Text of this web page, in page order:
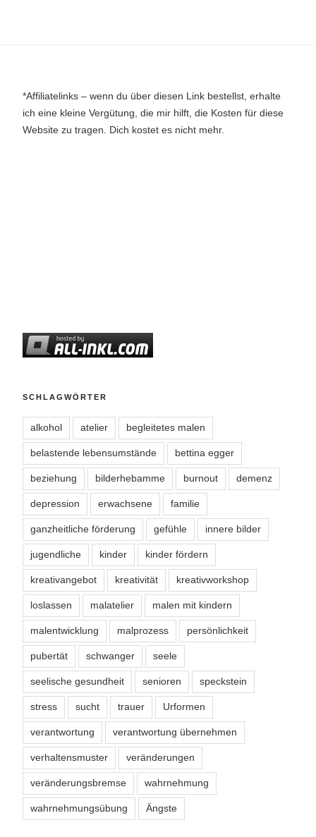
*Affiliatelinks – wenn du über diesen Link bestellst, erhalte
ich eine kleine Vergütung, die mir hilft, die Kosten für diese
Website zu tragen. Dich kostet es nicht mehr.
SCHLAGWÖRTER
alkohol atelier begleitetes malen
belastende lebensumstände bettina egger
beziehung bilderhebamme burnout demenz
depression erwachsene familie
ganzheitliche förderung gefühle innere bilder
jugendliche kinder kinder fördern
kreativangebot kreativität kreativworkshop
loslassen malatelier malen mit kindern
malentwicklung malprozess persönlichkeit
pubertät schwanger seele
seelische gesundheit senioren speckstein
stress sucht trauer Urformen
verantwortung verantwortung übernehmen
verhaltensmuster veränderungen
veränderungsbremse wahrnehmung
wahrnehmungsübung Ängste